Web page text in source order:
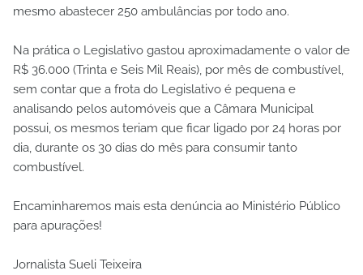
mesmo abastecer 250 ambulâncias por todo ano.
Na prática o Legislativo gastou aproximadamente o valor de
R$ 36.000 (Trinta e Seis Mil Reais), por mês de combustível,
sem contar que a frota do Legislativo é pequena e
analisando pelos automóveis que a Câmara Municipal
possui, os mesmos teriam que ficar ligado por 24 horas por
dia, durante os 30 dias do mês para consumir tanto
combustível.
Encaminharemos mais esta denúncia ao Ministério Público
para apurações!
Jornalista Sueli Teixeira